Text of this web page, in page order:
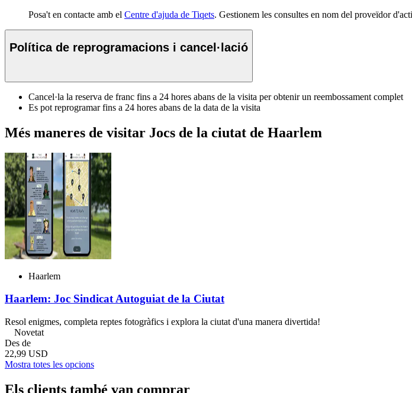
Posa't en contacte amb el Centre d'ajuda de Tiqets. Gestionem les consultes en nom del proveïdor
Política de reprogramacions i cancel·lació
Cancel·la la reserva de franc fins a 24 hores abans de la visita per obtenir un reembossament complet
Es pot reprogramar fins a 24 hores abans de la data de la visita
Més maneres de visitar Jocs de la ciutat de Haarlem
Haarlem
Haarlem: Joc Sindicat Autoguiat de la Ciutat
Resol enigmes, completa reptes fotogràfics i explora la ciutat d'una manera divertida!
Novetat
Des de
22,99 USD
Mostra totes les opcions
Els clients també van comprar